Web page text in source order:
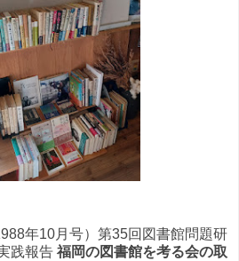
年10月号）第35回図書館問題研
践報告 福岡の図書館を考る会の取